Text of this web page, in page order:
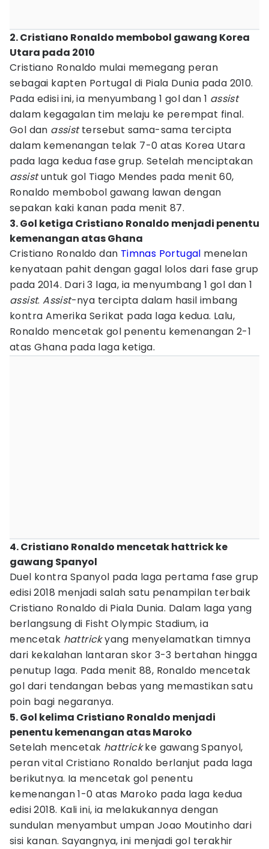
2. Cristiano Ronaldo membobol gawang Korea
Utara pada 2010
Cristiano Ronaldo mulai memegang peran
sebagai kapten Portugal di Piala Dunia pada 2010.
Pada edisi ini, ia menyumbang 1 gol dan 1 assist
dalam kegagalan tim melaju ke perempat final.
Gol dan assisttersebut sama-sama tercipta
dalam kemenangan telak 7-0 atas Korea Utara
pada laga kedua fase grup. Setelah menciptakan
assistuntuk gol Tiago Mendes pada menit 60,
Ronaldo membobol gawang lawan dengan
sepakan kaki kanan pada menit 87.
3. Gol ketiga Cristiano Ronaldo menjadi penentu
kemenangan atas Ghana
Cristiano Ronaldo dan Timnas Portugal menelan
kenyataan pahit dengan gagal lolos dari fase grup
pada 2014. Dari 3 laga, ia menyumbang 1 gol dan 1
assist.Assist-nya tercipta dalam hasil imbang
kontra Amerika Serikat pada laga kedua. Lalu,
Ronaldo mencetak gol penentu kemenangan 2-1
atas Ghana pada laga ketiga.
4. Cristiano Ronaldo mencetak hattrick ke
gawang Spanyol
Duel kontra Spanyol pada laga pertama fase grup
edisi 2018 menjadi salah satu penampilan terbaik
Cristiano Ronaldo di Piala Dunia. Dalam laga yang
berlangsung di Fisht Olympic Stadium, ia
mencetak hattrickyang menyelamatkan timnya
dari kekalahan lantaran skor 3-3 bertahan hingga
penutup laga. Pada menit 88, Ronaldo mencetak
gol dari tendangan bebas yang memastikan satu
poin bagi negaranya.
5. Gol kelima Cristiano Ronaldo menjadi
penentu kemenangan atas Maroko
Setelah mencetak hattrickke gawang Spanyol,
peran vital Cristiano Ronaldo berlanjut pada laga
berikutnya. Ia mencetak gol penentu
kemenangan 1-0 atas Maroko pada laga kedua
edisi 2018. Kali ini, ia melakukannya dengan
sundulan menyambut umpan Joao Moutinho dari
sisi kanan. Sayangnya, ini menjadi gol terakhir